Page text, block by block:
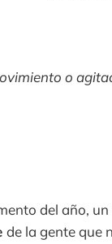
o
del año,
de la gente que